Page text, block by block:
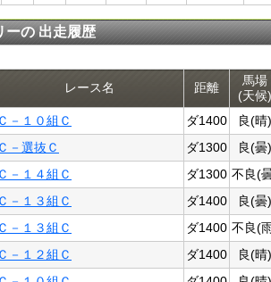
ーの 出走履歴
レース名 距離
馬場
(天候)
Ｃ－１０組Ｃ ダ1400
良(晴)
Ｃ－選抜Ｃ ダ1300
良(曇)
Ｃ－１４組Ｃ ダ1300 不良(
Ｃ－１３組Ｃ ダ1400
良(曇)
Ｃ－１３組Ｃ ダ1400 不良(
Ｃ－１２組Ｃ ダ1400
良(晴)